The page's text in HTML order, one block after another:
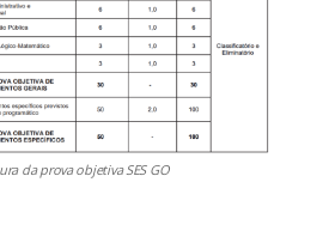
da prova objetiva SES GO